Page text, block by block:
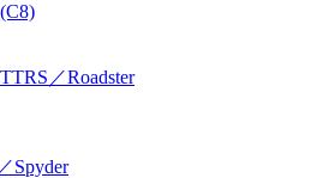
／Roadster
Spyder